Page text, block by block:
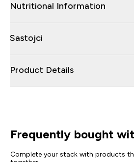
Nutritional Information
Sastojci
Product Details
Frequently bought
Complete your stack with products